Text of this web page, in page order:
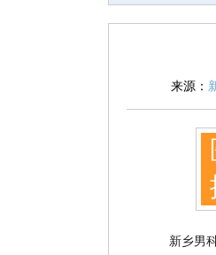
来源：
新乡男科